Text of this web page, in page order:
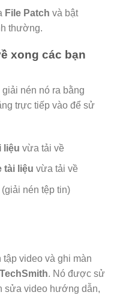
File Patch và bật
thường.
xong các bạn
nén nó ra bằng
trực tiếp vào để sử
liệu vừa tải về
tài liệu vừa tải về
(giải nén tệp tin)
tập video và ghi màn
TechSmith. Nó được sử
sửa video hướng dẫn,